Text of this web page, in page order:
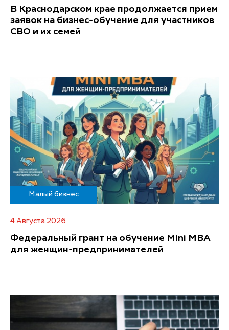
В Краснодарском крае продолжается прием
заявок на бизнес-обучение для участников
СВО и их семей
Малый бизнес
4 Августа 2026
Федеральный грант на обучение Mini MBA
для женщин-предпринимателей